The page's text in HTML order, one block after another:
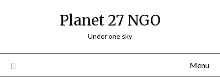
Planet 27 NGO
Under one sky
Menu